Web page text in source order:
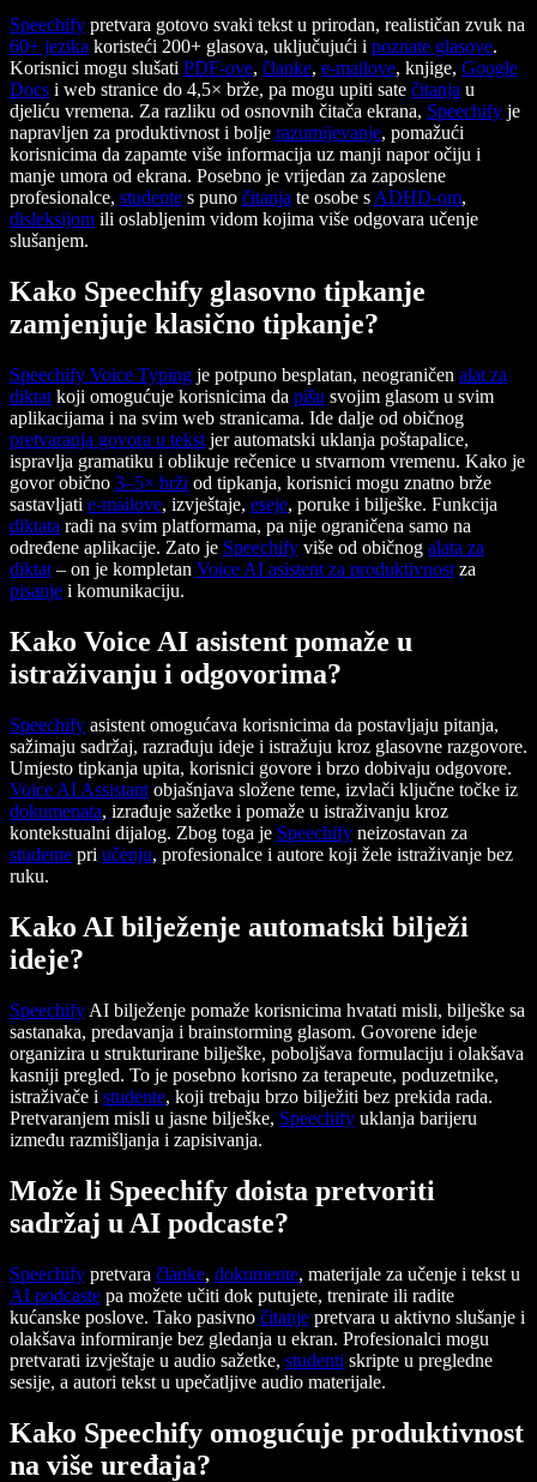
Speechify pretvara gotovo svaki tekst u prirodan, realističan zvuk na
60+ jezika koristeći 200+ glasova, uključujući i poznate glasove.
Korisnici mogu slušati PDF-ove, članke, e-mailove, knjige, Google
Docs i web stranice do 4,5× brže, pa mogu upiti sate čitanja u
djeliću vremena. Za razliku od osnovnih čitača ekrana, Speechify je
napravljen za produktivnost i bolje razumijevanje, pomažući
korisnicima da zapamte više informacija uz manji napor očiju i
manje umora od ekrana. Posebno je vrijedan za zaposlene
profesionalce, studente s puno čitanja te osobe sADHD-om,
disleksijom ili oslabljenim vidom kojima više odgovara učenje
slušanjem.
Kako Speechify glasovno tipkanje
zamjenjuje klasično tipkanje?
Speechify Voice Typing je potpuno besplatan, neograničen alat za
diktat koji omogućuje korisnicima da pišu svojim glasom u svim
aplikacijama i na svim web stranicama. Ide dalje od običnog
pretvaranja govora u tekst jer automatski uklanja poštapalice,
ispravlja gramatiku i oblikuje rečenice u stvarnom vremenu. Kako je
govor obično 3–5× brži od tipkanja, korisnici mogu znatno brže
sastavljati e-mailove, izvještaje, eseje, poruke i bilješke. Funkcija
diktata radi na svim platformama, pa nije ograničena samo na
određene aplikacije. Zato je Speechify više od običnog alata za
diktat – on je kompletan Voice AI asistent za produktivnost za
pisanje i komunikaciju.
Kako Voice AI asistent pomaže u
istraživanju i odgovorima?
Speechify asistent omogućava korisnicima da postavljaju pitanja,
sažimaju sadržaj, razrađuju ideje i istražuju kroz glasovne razgovore.
Umjesto tipkanja upita, korisnici govore i brzo dobivaju odgovore.
Voice AI Assistant objašnjava složene teme, izvlači ključne točke iz
dokumenata, izrađuje sažetke i pomaže u istraživanju kroz
kontekstualni dijalog. Zbog toga je Speechify neizostavan za
studente pri učenju, profesionalce i autore koji žele istraživanje bez
ruku.
Kako AI bilježenje automatski bilježi
ideje?
Speechify AI bilježenje pomaže korisnicima hvatati misli, bilješke sa
sastanaka, predavanja i brainstorming glasom. Govorene ideje
organizira u strukturirane bilješke, poboljšava formulaciju i olakšava
kasniji pregled. To je posebno korisno za terapeute, poduzetnike,
istraživače i studente, koji trebaju brzo bilježiti bez prekida rada.
Pretvaranjem misli u jasne bilješke, Speechify uklanja barijeru
između razmišljanja i zapisivanja.
Može li Speechify doista pretvoriti
sadržaj u AI podcaste?
Speechify pretvara članke, dokumente, materijale za učenje i tekst u
AI podcaste pa možete učiti dok putujete, trenirate ili radite
kućanske poslove. Tako pasivno čitanje pretvara u aktivno slušanje i
olakšava informiranje bez gledanja u ekran. Profesionalci mogu
pretvarati izvještaje u audio sažetke, studenti skripte u pregledne
sesije, a autori tekst u upečatljive audio materijale.
Kako Speechify omogućuje produktivnost
na više uređaja?